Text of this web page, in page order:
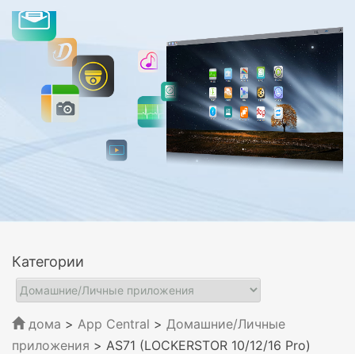
Категории
дома > App Central > Домашние/Личные
приложения > AS71 (LOCKERSTOR 10/12/16 Pro)